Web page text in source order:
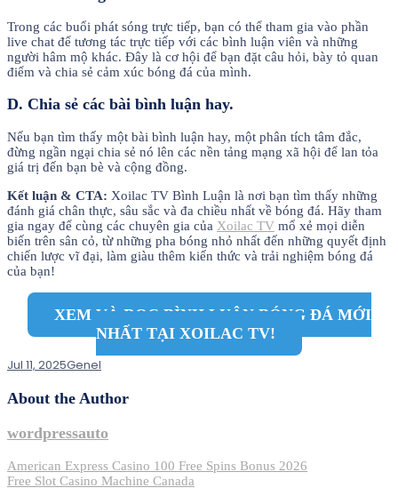
Trong các buổi phát sóng trực tiếp, bạn có thể tham gia vào phần
live chat để tương tác trực tiếp với các bình luận viên và những
người hâm mộ khác. Đây là cơ hội để bạn đặt câu hỏi, bày tỏ quan
điểm và chia sẻ cảm xúc bóng đá của mình.
D. Chia sẻ các bài bình luận hay.
Nếu bạn tìm thấy một bài bình luận hay, một phân tích tâm đắc,
đừng ngần ngại chia sẻ nó lên các nền tảng mạng xã hội để lan tỏa
giá trị đến bạn bè và cộng đồng.
Kết luận & CTA: Xoilac TV Bình Luận là nơi bạn tìm thấy những
đánh giá chân thực, sâu sắc và đa chiều nhất về bóng đá. Hãy tham
gia ngay để cùng các chuyên gia của Xoilac TV mổ xẻ mọi diễn
biến trên sân cỏ, từ những pha bóng nhỏ nhất đến những quyết định
chiến lược vĩ đại, làm giàu thêm kiến thức và trải nghiệm bóng đá
của bạn!
XEM VÀ ĐỌC BÌNH LUẬN BÓNG ĐÁ MỚI
NHẤT TẠI XOILAC TV!
Jul 11, 2025Genel
About the Author
wordpressauto
Post
navigation
American Express Casino 100 Free Spins Bonus 2026
Free Slot Casino Machine Canada